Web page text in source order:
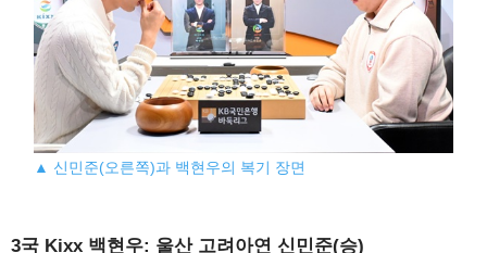
▲ 신민준(오른쪽)과 백현우의 복기 장면
3국 Kixx 백현우: 울산 고려아연 신민준(승)